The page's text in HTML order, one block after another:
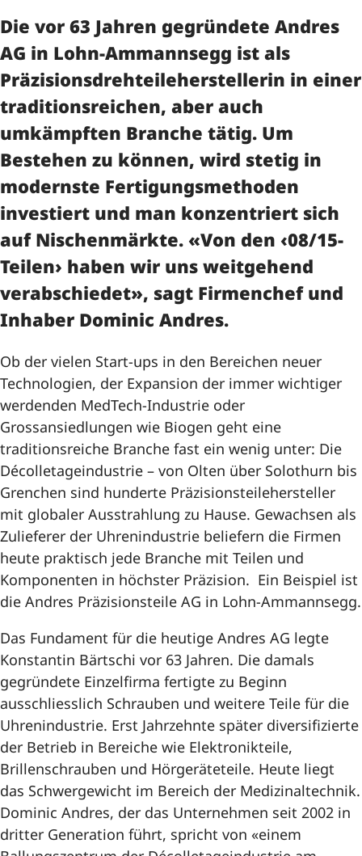
Die vor 63 Jahren gegründete Andres
AG in Lohn-Ammannsegg ist als
Präzisionsdrehteileherstellerin in einer
traditionsreichen, aber auch
umkämpften Branche tätig. Um
Bestehen zu können, wird stetig in
modernste Fertigungsmethoden
investiert und man konzentriert sich
auf Nischenmärkte. «Von den ‹08/15-
Teilen› haben wir uns weitgehend
verabschiedet», sagt Firmenchef und
Inhaber Dominic Andres.
Ob der vielen Start-ups in den Bereichen neuer
Technologien, der Expansion der immer wichtiger
werdenden MedTech-Industrie oder
Grossansiedlungen wie Biogen geht eine
traditionsreiche Branche fast ein wenig unter: Die
Décolletageindustrie – von Olten über Solothurn bis
Grenchen sind hunderte Präzisionsteilehersteller
mit globaler Ausstrahlung zu Hause. Gewachsen als
Zulieferer der Uhrenindustrie beliefern die Firmen
heute praktisch jede Branche mit Teilen und
Komponenten in höchster Präzision. Ein Beispiel ist
die Andres Präzisionsteile AG in Lohn-Ammannsegg.
Das Fundament für die heutige Andres AG legte
Konstantin Bärtschi vor 63 Jahren. Die damals
gegründete Einzelfirma fertigte zu Beginn
ausschliesslich Schrauben und weitere Teile für die
Uhrenindustrie. Erst Jahrzehnte später diversifizierte
der Betrieb in Bereiche wie Elektronikteile,
Brillenschrauben und Hörgeräteteile. Heute liegt
das Schwergewicht im Bereich der Medizinaltechnik.
Dominic Andres, der das Unternehmen seit 2002 in
dritter Generation führt, spricht von «einem